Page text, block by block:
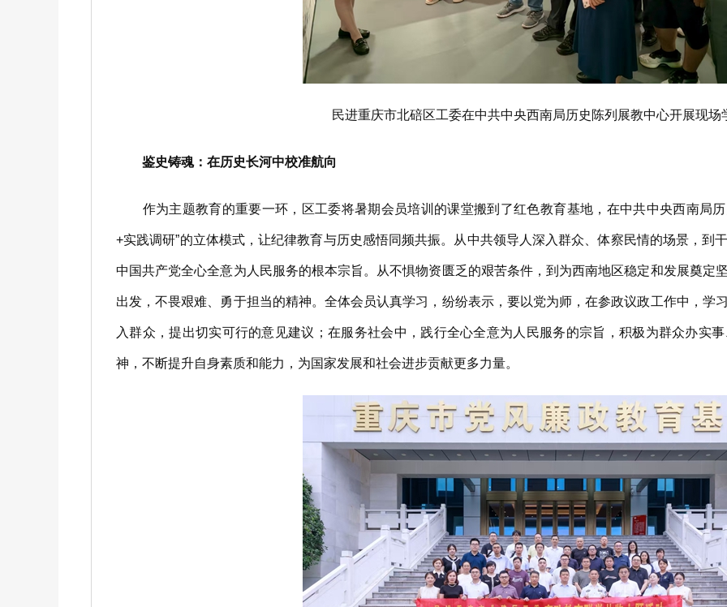
民进重庆市北碚区工委在中共中央西南局历史陈列展教中心开展现场
鉴史铸魂：在历史长河中校准航向
作为主题教育的重要一环，区工委将暑期会员培训的课堂搬到了红色教育基地，在中共中央西南局历
+实践调研”的立体模式，让纪律教育与历史感悟同频共振。从中共领导人深入群众、体察民情的场景，到
中国共产党全心全意为人民服务的根本宗旨。从不惧物资匮乏的艰苦条件，到为西南地区稳定和发展奠定
出发，不畏艰难、勇于担当的精神。全体会员认真学习，纷纷表示，要以党为师，在参政议政工作中，学
入群众，提出切实可行的意见建议；在服务社会中，践行全心全意为人民服务的宗旨，积极为群众办实
神，不断提升自身素质和能力，为国家发展和社会进步贡献更多力量。